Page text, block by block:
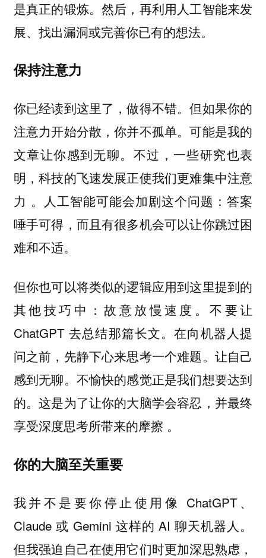
是真正的锻炼。然后，再利用人工智能来发
展、找出漏洞或完善你已有的想法。
保持注意力
你已经读到这里了，做得不错。但如果你的
注意力开始分散，你并不孤单。可能是我的
文章让你感到无聊。不过，一些研究也表
明，科技的飞速发展正使我们更难集中注意
力 。人工智能可能会加剧这个问题：答案
唾手可得，而且有很多机会可以让你跳过困
难和不适。
但你也可以将类似的逻辑应用到这里提到的
其他技巧中：故意放慢速度。不要让
ChatGPT 去总结那篇长文。在向机器人提
问之前，先静下心来思考一个难题。让自己
感到无聊。不愉快的感觉正是我们想要达到
的。这是为了让你的大脑学会容忍，并最终
享受深度思考所带来的摩擦 。
你的大脑至关重要
我并不是要你停止使用像 ChatGPT、
Claude 或 Gemini 这样的 AI 聊天机器人。
但我强迫自己在使用它们时更加深思熟虑，